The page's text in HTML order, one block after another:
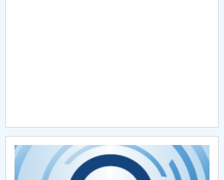
CAR2026
MENIU CANTINA